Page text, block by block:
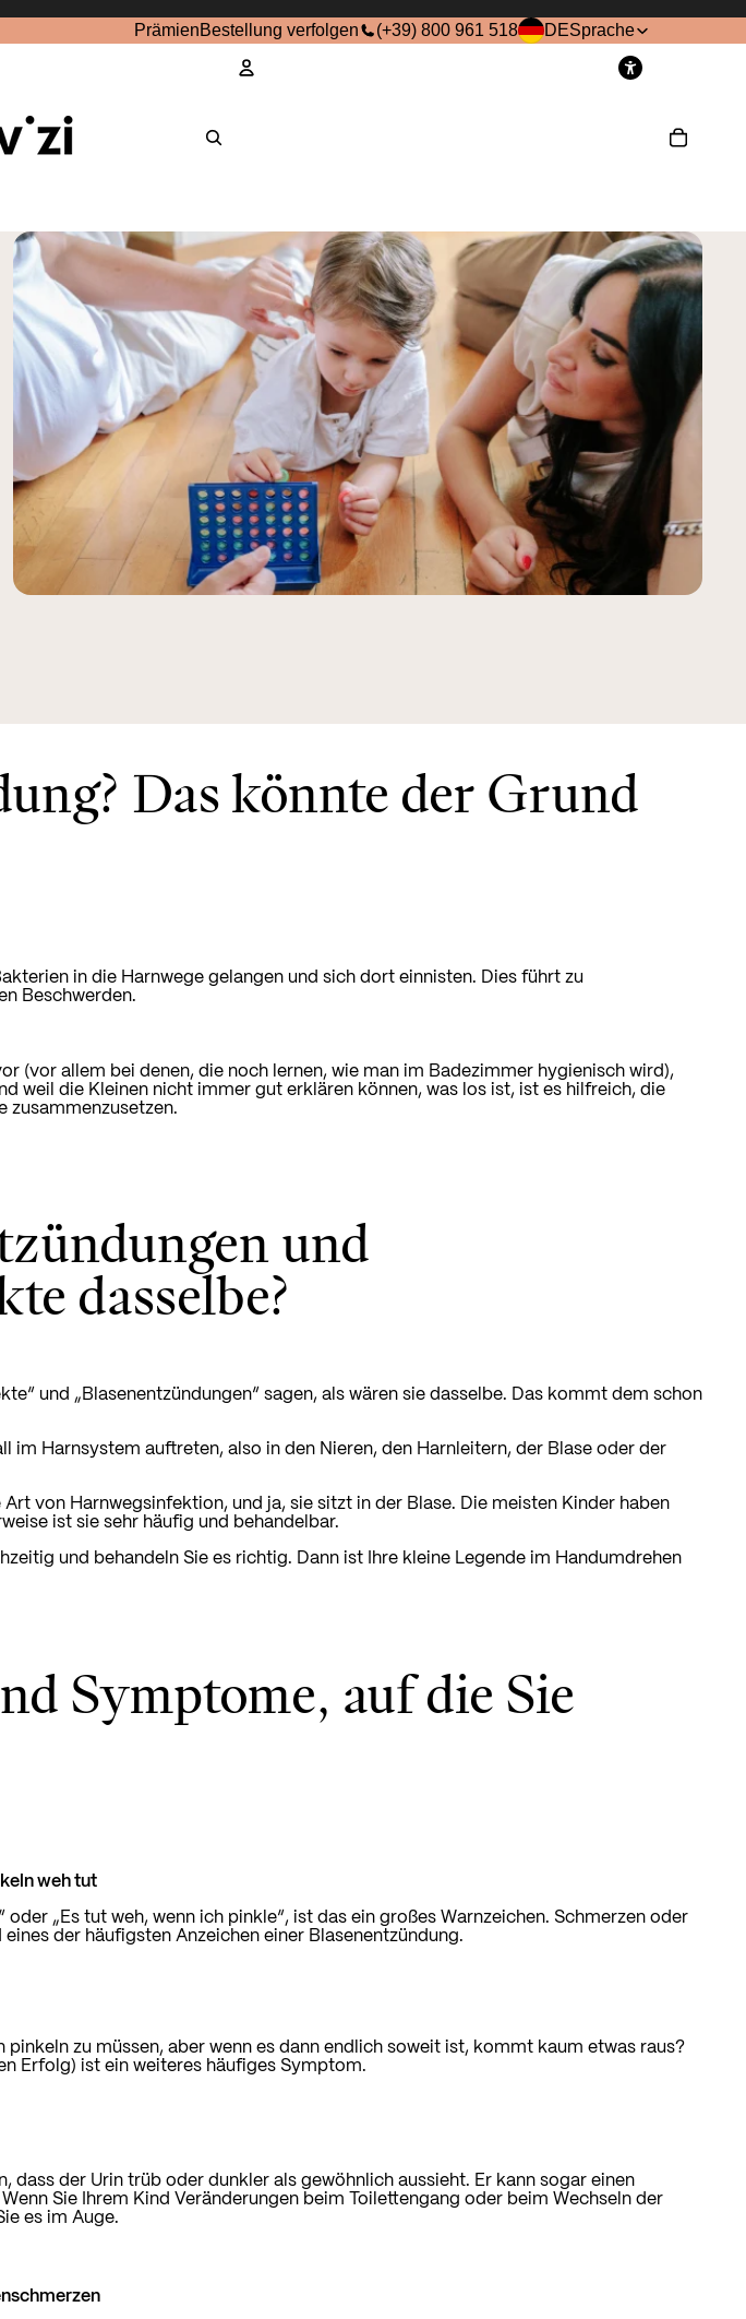
PrämienBestellung verfolgen (+39) 800 961 518 DESprache
Das könnte der Grund
in die Harnwege gelangen und sich dort einnisten. Dies führt zu
Beschwerden.
(vor allem bei denen, die noch lernen, wie man im Badezimmer hygienisch wird),
weil die Kleinen nicht immer gut erklären können, was los ist, ist es hilfreich, die
zusammenzusetzen.
und
dasselbe?
und „Blasenentzündungen“ sagen, als wären sie dasselbe. Das kommt dem schon
im Harnsystem auftreten, also in den Nieren, den Harnleitern, der Blase oder der
von Harnwegsinfektion, und ja, sie sitzt in der Blase. Die meisten Kinder haben
ist sie sehr häufig und behandelbar.
und behandeln Sie es richtig. Dann ist Ihre kleine Legende im Handumdrehen
Symptome, auf die Sie
weh tut
oder „Es tut weh, wenn ich pinkle“, ist das ein großes Warnzeichen. Schmerzen oder
der häufigsten Anzeichen einer Blasenentzündung.
pinkeln zu müssen, aber wenn es dann endlich soweit ist, kommt kaum etwas raus?
Erfolg) ist ein weiteres häufiges Symptom.
dass der Urin trüb oder dunkler als gewöhnlich aussieht. Er kann sogar einen
Sie Ihrem Kind Veränderungen beim Toilettengang oder beim Wechseln der
es im Auge.